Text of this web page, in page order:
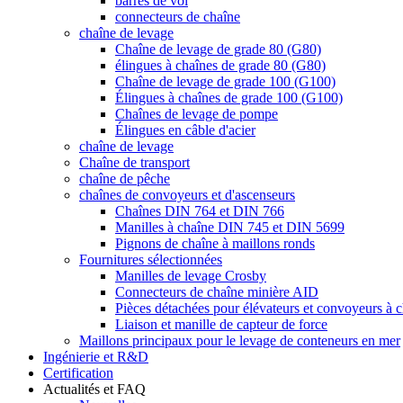
connecteurs de chaîne
chaîne de levage
Chaîne de levage de grade 80 (G80)
élingues à chaînes de grade 80 (G80)
Chaîne de levage de grade 100 (G100)
Élingues à chaînes de grade 100 (G100)
Chaînes de levage de pompe
Élingues en câble d'acier
chaîne de levage
Chaîne de transport
chaîne de pêche
chaînes de convoyeurs et d'ascenseurs
Chaînes DIN 764 et DIN 766
Manilles à chaîne DIN 745 et DIN 5699
Pignons de chaîne à maillons ronds
Fournitures sélectionnées
Manilles de levage Crosby
Connecteurs de chaîne minière AID
Pièces détachées pour élévateurs et convoyeurs à
Liaison et manille de capteur de force
Maillons principaux pour le levage de conteneurs en mer
Ingénierie et R&D
Certification
Actualités et FAQ